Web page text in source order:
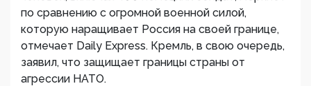
по сравнению с огромной военной силой,
которую наращивает Россия на своей границе,
отмечает Daily Express. Кремль, в свою очередь,
заявил, что защищает границы страны от
агрессии НАТО.